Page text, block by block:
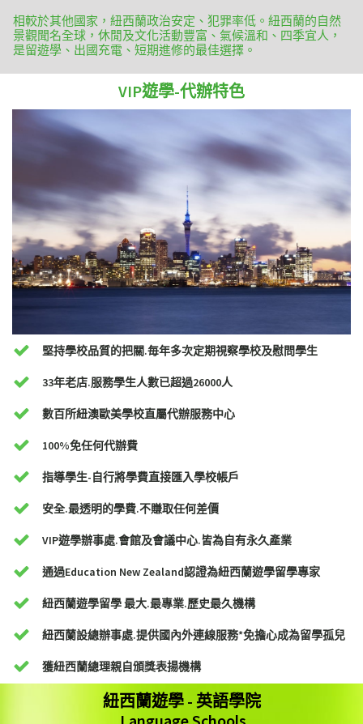
相較於其他國家，紐西蘭政治安定、犯罪率低。紐西蘭的自然
景觀聞名全球，休閒及文化活動豐富、氣候溫和、四季宜人，
是留遊學、出國充電、短期進修的最佳選擇。
VIP遊學-代辦特色
堅持學校品質的把關.毎年多次定期視察學校及慰問學生
33年老店.服務學生人數已超過26000人
數百所紐澳歐美學校直屬代辦服務中心
100%免任何代辦費
指導學生-自行將學費直接匯入學校帳戶
安全.最透明的學費.不賺取任何差價
VIP遊學辦事處.會館及會議中心.皆為自有永久產業
通過Education New Zealand認證為紐西蘭遊學留學專家
紐西蘭遊學留學 最大.最專業.歷史最久機構
紐西蘭設總辦事處.提供國內外連線服務*免擔心成為留學孤兒
獲紐西蘭總理親自頒獎表揚機構
紐西蘭遊學 - 英語學院